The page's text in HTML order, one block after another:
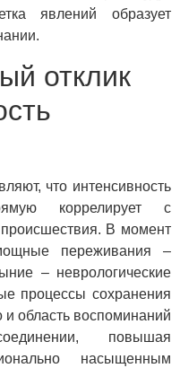
явлений образует
отклик
что интенсивность
коррелирует с
В момент
переживания –
– неврологические
процессы сохранения
область воспоминаний
повышая
насыщенным